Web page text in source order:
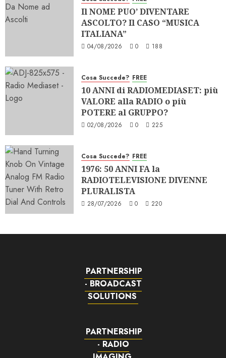
Il NOME PUO’ DIVENTARE
ASCOLTO? Il CASO “MUSICA
ITALIANA”
04/08/2026 0 188
Cosa Succede? FREE
10 ANNI di RADIOMEDIASET: più
VALORE alla RADIO o più
POTERE al GRUPPO?
02/08/2026 0 225
Cosa Succede? FREE
1976: 50 ANNI FA la
RADIOTELEVISIONE DIVENNE
PLURALISTA
28/07/2026 0 220
PARTNERSHIP
- BROADCAST
SOLUTIONS
PARTNERSHIP
- RADIO